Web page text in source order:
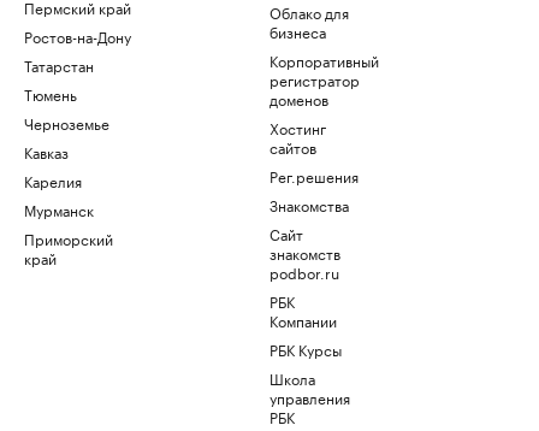
Пермский край
Ростов-на-Дону
Татарстан
Тюмень
Черноземье
Кавказ
Карелия
Мурманск
Приморский
край
Облако для
бизнеса
Корпоративный
регистратор
доменов
Хостинг
сайтов
Рег.решения
Знакомства
Сайт
знакомств
podbor.ru
РБК
Компании
РБК Курсы
Школа
управления
РБК